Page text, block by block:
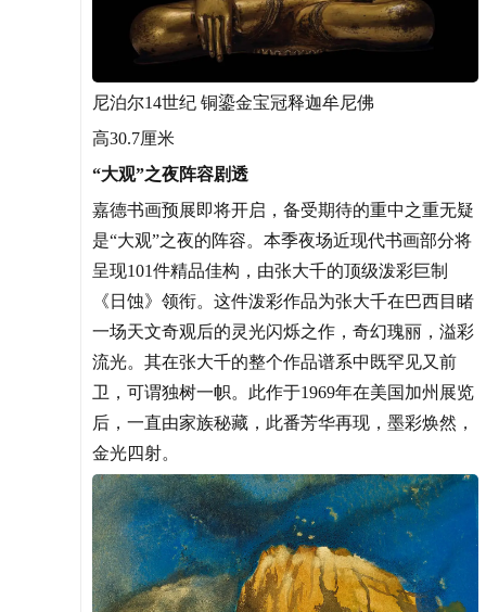
尼泊尔14世纪 铜鎏金宝冠释迦牟尼佛
高30.7厘米
“大观”之夜阵容剧透
嘉德书画预展即将开启，备受期待的重中之重无疑
是“大观”之夜的阵容。本季夜场近现代书画部分将
呈现101件精品佳构，由张大千的顶级泼彩巨制
《日蚀》领衔。这件泼彩作品为张大千在巴西目睹
一场天文奇观后的灵光闪烁之作，奇幻瑰丽，溢彩
流光。其在张大千的整个作品谱系中既罕见又前
卫，可谓独树一帜。此作于1969年在美国加州展览
后，一直由家族秘藏，此番芳华再现，墨彩焕然，
金光四射。